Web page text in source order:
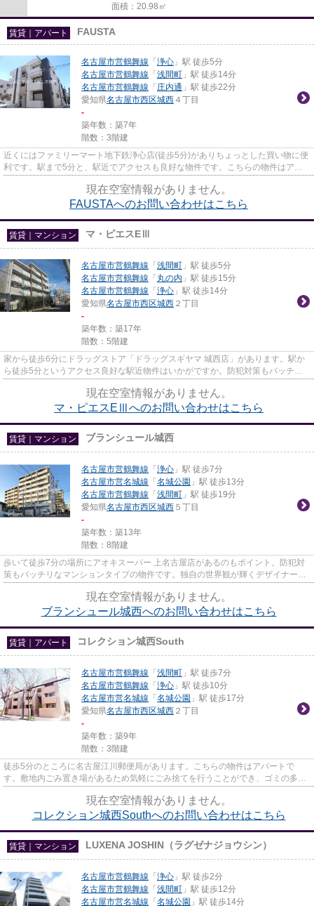
面積：20.98㎡
賃貸｜アパート FAUSTA
名古屋市営鶴舞線 「 浄心 」駅 徒歩5分
名古屋市営鶴舞線 「 浅間町 」駅 徒歩14分
名古屋市営鶴舞線 「 庄内通 」駅 徒歩22分
愛知県名古屋市西区城西 ４丁目
-
築年数：築7年
階数：3階建
近くにはファミリーマート地下鉄浄心店(徒歩5分)がありちょっとした買い物に便
利です。駅まで5分と、駅近でアクセスも良好な物件です。こちらの物件はアパ
現在空室情報がありません。
FAUSTAへのお問い合わせはこちら
賃貸｜マンション マ・ピエスEⅢ
名古屋市営鶴舞線 「 浅間町 」駅 徒歩5分
名古屋市営鶴舞線 「 丸の内 」駅 徒歩15分
名古屋市営鶴舞線 「 浄心 」駅 徒歩14分
愛知県名古屋市西区城西 ２丁目
-
築年数：築17年
階数：5階建
家から徒歩6分にドラッグストア「ドラッグスギヤマ 城西店」があります。駅か
ら徒歩5分というアクセス良好な駅近物件はいかがですか。防犯対策もバッチリ
現在空室情報がありません。
マ・ピエスEⅢへのお問い合わせはこちら
賃貸｜マンション ブランシュール城西
名古屋市営鶴舞線 「 浄心 」駅 徒歩7分
名古屋市営名城線 「 名城公園 」駅 徒歩13分
名古屋市営鶴舞線 「 浅間町 」駅 徒歩19分
愛知県名古屋市西区城西 ５丁目
-
築年数：築13年
階数：8階建
歩いて徒歩7分の場所にアオキスーパー 上名古屋店があるのもポイント。防犯対
策もバッチリなマンションタイプの物件です。独自の世界観が輝くデザイナーズ
現在空室情報がありません。
ブランシュール城西へのお問い合わせはこちら
賃貸｜アパート コレクション城西South
名古屋市営鶴舞線 「 浅間町 」駅 徒歩7分
名古屋市営鶴舞線 「 浄心 」駅 徒歩10分
名古屋市営名城線 「 名城公園 」駅 徒歩17分
愛知県名古屋市西区城西 ２丁目
-
築年数：築9年
階数：3階建
徒歩5分のところに名古屋江川郵便局があります。こちらの物件はアパートで
す。敷地内ごみ置き場があるため気軽にごみ捨てを行うことができ、ゴミの多い
現在空室情報がありません。
コレクション城西Southへのお問い合わせはこちら
賃貸｜マンション LUXENA JOSHIN（ラグゼナジョウシン）
名古屋市営鶴舞線 「 浄心 」駅 徒歩2分
名古屋市営鶴舞線 「 浅間町 」駅 徒歩12分
名古屋市営名城線 「 名城公園 」駅 徒歩14分